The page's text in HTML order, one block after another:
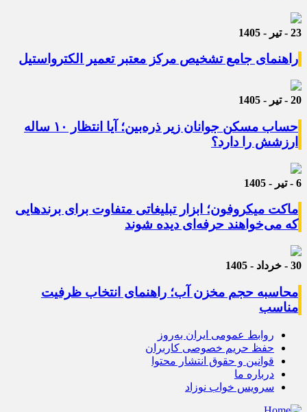
23 - تیر - 1405
راهنمای جامع تشخیص مرکز معتبر تعمیر الکترواستیل
20 - تیر - 1405
حساب مسکن جوانان زیر ذره‌بین؛ آیا انتظار ۱۰ ساله
ارزشش را دارد؟
6 - تیر - 1405
ماکت میکروفون؛ ابزار تبلیغاتی متفاوت برای برندهایی
که می‌خواهند حرفه‌ای دیده شوند
30 - خرداد - 1405
محاسبه حجم مخزن آب؛ راهنمای انتخاب ظرفیت
مناسب
روابط عمومی ایران به‌روز
حفظ حریم خصوصی کاربران
قوانین و حقوق انتشار محتوا
درباره ما
سرویس خواب نوزاد